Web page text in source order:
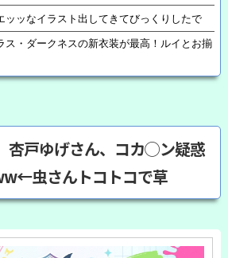
ッッなイラスト出してきてびっくりしたで
ス・ダークネスの新衣装が最高！ルイとお揃
杏戸ゆげさん、コカ◯ン疑惑
虫さんトコトコで草